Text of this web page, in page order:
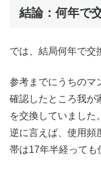
結論：何年で
では、結局何年で交
参考までにうちのマ
確認したところ我が
を交換していました。
逆に言えば、使用頻
帯は17年半経っても